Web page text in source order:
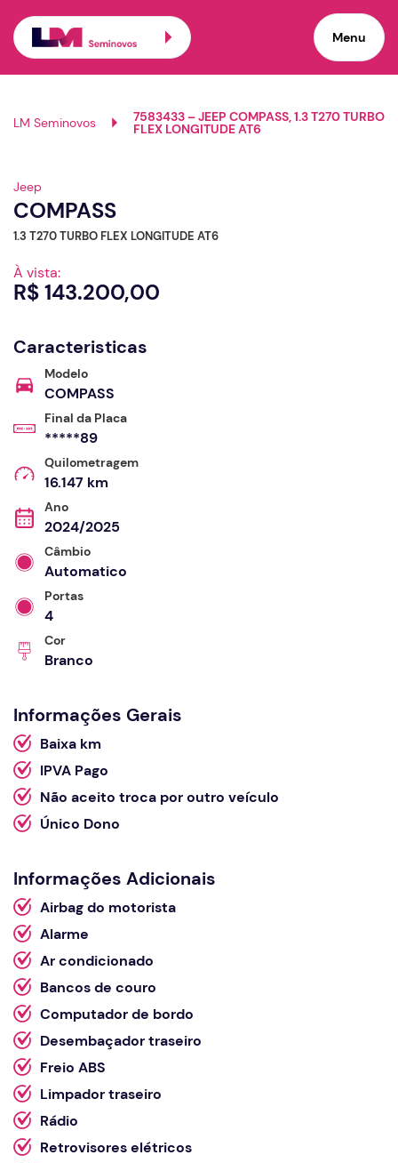
Menu
LM Seminovos 7583433 – JEEP COMPASS, 1.3 T270 TURBO
FLEX LONGITUDE AT6
Jeep
COMPASS
1.3 T270 TURBO FLEX LONGITUDE AT6
À vista:
R$ 143.200,00
Caracteristicas
Modelo
COMPASS
Final da Placa
*****89
Quilometragem
16.147 km
Ano
2024/2025
Câmbio
Automatico
Portas
4
Cor
Branco
Informações Gerais
Baixa km
IPVA Pago
Não aceito troca por outro veículo
Único Dono
Informações Adicionais
Airbag do motorista
Alarme
Ar condicionado
Bancos de couro
Computador de bordo
Desembaçador traseiro
Freio ABS
Limpador traseiro
Rádio
Retrovisores elétricos